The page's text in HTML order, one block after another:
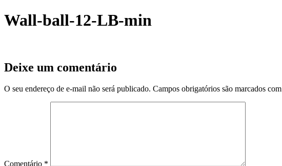
Wall-ball-12-LB-min
Deixe um comentário
O seu endereço de e-mail não será publicado. Campos obrigatórios são marcados com
Comentário *